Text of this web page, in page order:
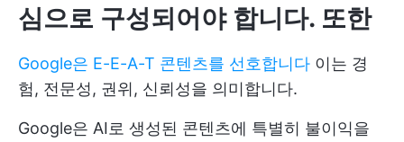
심으로 구성되어야 합니다. 또한
Google은 E-E-A-T 콘텐츠를 선호합니다 이는 경
험, 전문성, 권위, 신뢰성을 의미합니다.
Google은 AI로 생성된 콘텐츠에 특별히 불이익을